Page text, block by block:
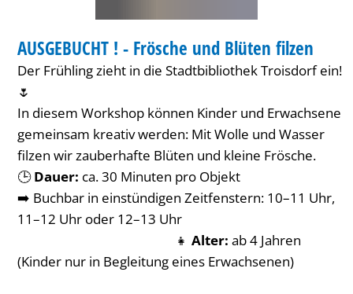
filzen
KATEGORIE: BIBLIOTHEK
AUSGEBUCHT ! - Frösche und Blüten filzen
Der Frühling zieht in die Stadtbibliothek Troisdorf ein!
🌷
In diesem Workshop können Kinder und Erwachsene
gemeinsam kreativ werden: Mit Wolle und Wasser
filzen wir zauberhafte Blüten und kleine Frösche.
🕒Dauer: ca. 30 Minuten pro Objekt
➡️ Buchbar in einstündigen Zeitfenstern: 10–11 Uhr,
11–12 Uhr oder 12–13 Uhr
👧 Alter: ab 4 Jahren
(Kinder nur in Begleitung eines Erwachsenen)